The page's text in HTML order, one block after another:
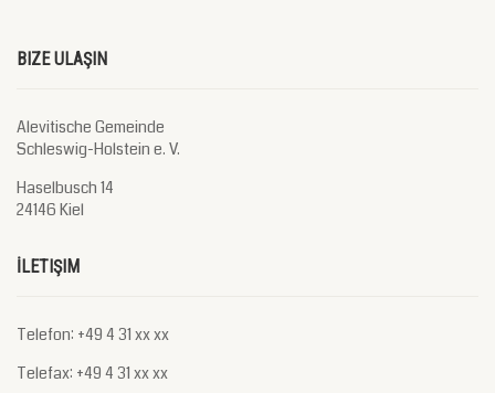
BIZE ULAŞIN
Alevitische Gemeinde
Schleswig-Holstein e. V.
Haselbusch 14
24146 Kiel
İLETIŞIM
Telefon: +49 4 31 xx xx
Telefax: +49 4 31 xx xx